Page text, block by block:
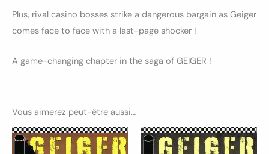
Plus, rival casino bosses strike a dangerous bargain as Geiger
comes face to face with a last-page shocker !
A game-changing chapter in the saga of GEIGER !
Vous aimerez peut-être aussi…
Ce
produit
Ce